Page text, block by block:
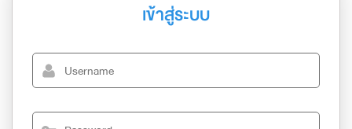
เข้าสู่ระบบ